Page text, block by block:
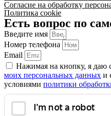
Согласие на обработку
Политика cookie
Есть вопрос по
Введите имя
Номер телефона
Email
Нажимая на кнопку, я даю
моих персональных данных и
условиями политики